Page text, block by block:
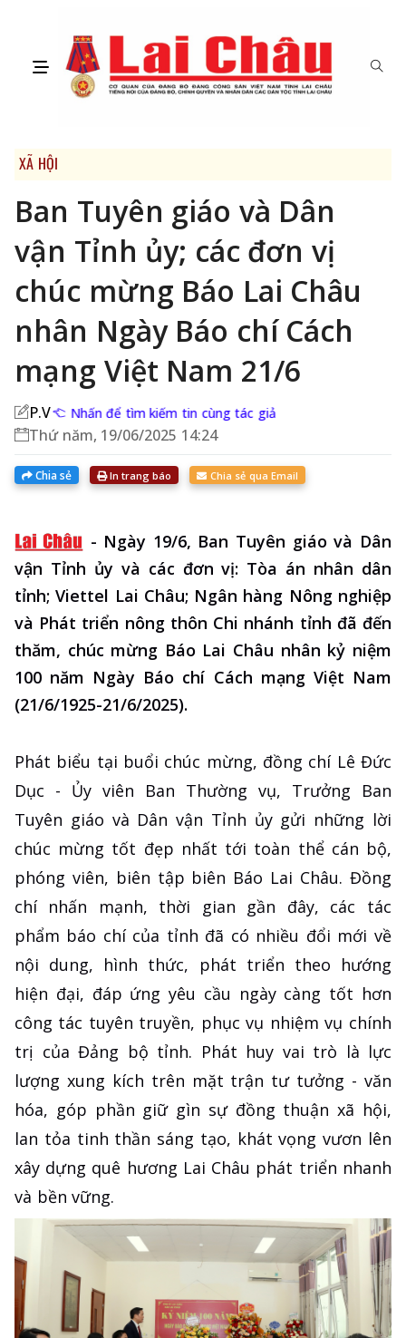
XÃ HỘI
Ban Tuyên giáo và Dân
vận Tỉnh ủy; các đơn vị
chúc mừng Báo Lai Châu
nhân Ngày Báo chí Cách
mạng Việt Nam 21/6
P.V Nhấn để tìm kiếm tin cùng tác giả
Thứ năm, 19/06/2025 14:24
Chia sẻ In trang báo Chia sẻ qua Email
- Ngày 19/6, Ban Tuyên giáo và Dân
vận Tỉnh ủy và các đơn vị: Tòa án nhân dân
tỉnh; Viettel Lai Châu; Ngân hàng Nông nghiệp
và Phát triển nông thôn Chi nhánh tỉnh đã đến
thăm, chúc mừng Báo Lai Châu nhân kỷ niệm
100 năm Ngày Báo chí Cách mạng Việt Nam
(21/6/1925-21/6/2025).
Phát biểu tại buổi chúc mừng, đồng chí Lê Đức
Dục - Ủy viên Ban Thường vụ, Trưởng Ban
Tuyên giáo và Dân vận Tỉnh ủy gửi những lời
chúc mừng tốt đẹp nhất tới toàn thể cán bộ,
phóng viên, biên tập biên Báo Lai Châu. Đồng
chí nhấn mạnh, thời gian gần đây, các tác
phẩm báo chí của tỉnh đã có nhiều đổi mới về
nội dung, hình thức, phát triển theo hướng
hiện đại, đáp ứng yêu cầu ngày càng tốt hơn
công tác tuyên truyền, phục vụ nhiệm vụ chính
trị của Đảng bộ tỉnh. Phát huy vai trò là lực
lượng xung kích trên mặt trận tư tưởng - văn
hóa, góp phần giữ gìn sự đồng thuận xã hội,
lan tỏa tinh thần sáng tạo, khát vọng vươn lên
xây dựng quê hương Lai Châu phát triển nhanh
và bền vững.